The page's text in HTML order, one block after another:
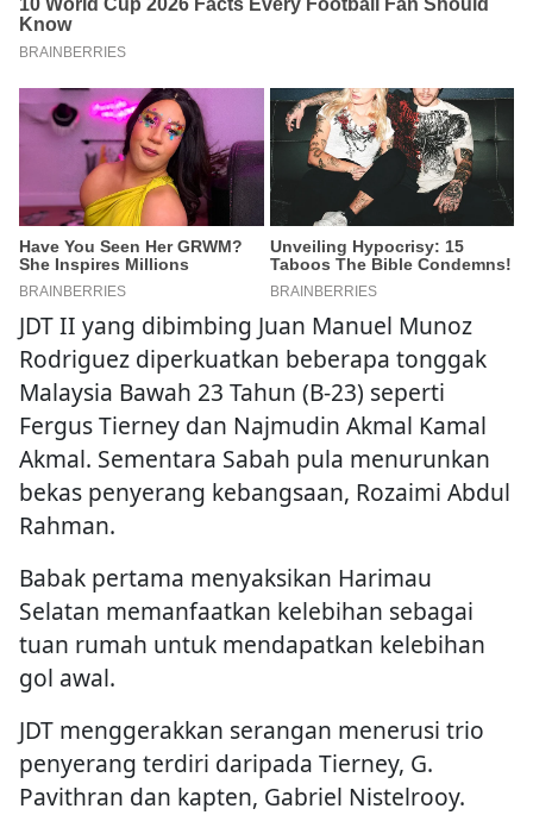
JDT II yang dibimbing Juan Manuel Munoz
Rodriguez diperkuatkan beberapa tonggak
Malaysia Bawah 23 Tahun (B-23) seperti
Fergus Tierney dan Najmudin Akmal Kamal
Akmal. Sementara Sabah pula menurunkan
bekas penyerang kebangsaan, Rozaimi Abdul
Rahman.
Babak pertama menyaksikan Harimau
Selatan memanfaatkan kelebihan sebagai
tuan rumah untuk mendapatkan kelebihan
gol awal.
JDT menggerakkan serangan menerusi trio
penyerang terdiri daripada Tierney, G.
Pavithran dan kapten, Gabriel Nistelrooy.